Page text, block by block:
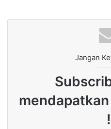
Jangan
!